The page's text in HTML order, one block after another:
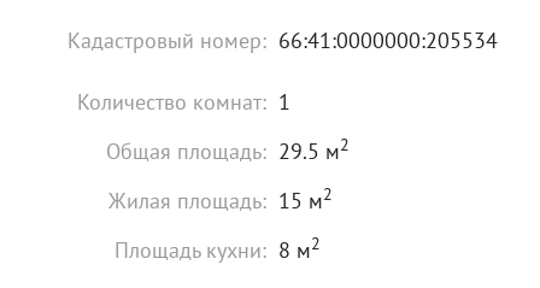
Кадастровый номер: 66:41:0000000:205534
Количество комнат: 1
Общая площадь: 29.5 м2
Жилая площадь: 15 м2
Площадь кухни: 8 м2